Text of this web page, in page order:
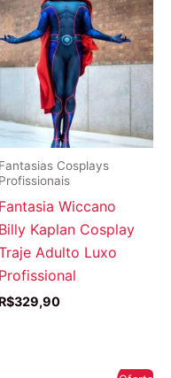
Fantasias Cosplays
Profissionais
Fantasia Wiccano
Billy Kaplan Cosplay
Adulto Luxo
Profissional
R$329,90